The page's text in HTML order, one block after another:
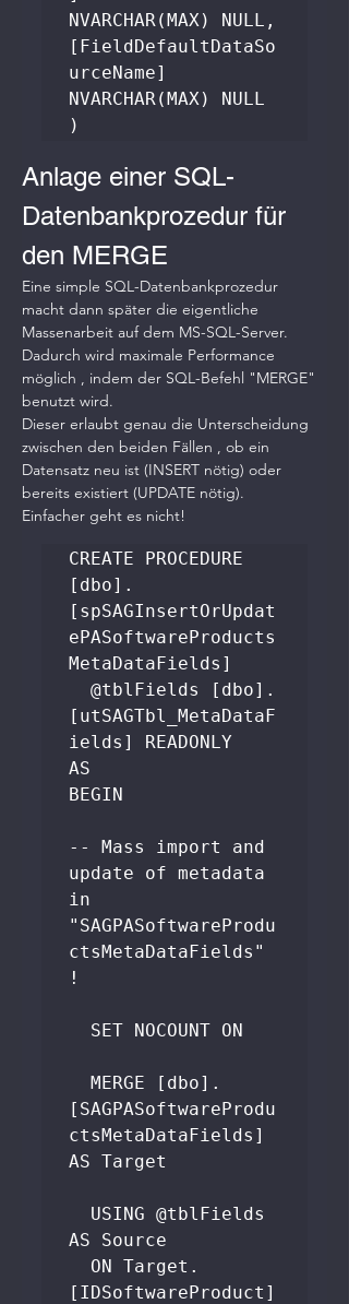
NVARCHAR(MAX) NULL,
[FieldDefaultDataSo
urceName]
NVARCHAR(MAX) NULL
)
Anlage einer SQL-
Datenbankprozedur für
den MERGE
Eine simple SQL-Datenbankprozedur
macht dann später die eigentliche
Massenarbeit auf dem MS-SQL-Server.
Dadurch wird maximale Performance
möglich , indem der SQL-Befehl "MERGE"
benutzt wird.
Dieser erlaubt genau die Unterscheidung
zwischen den beiden Fällen , ob ein
Datensatz neu ist (INSERT nötig) oder
bereits existiert (UPDATE nötig).
Einfacher geht es nicht!
CREATE PROCEDURE
[dbo].
[spSAGInsertOrUpdat
ePASoftwareProducts
MetaDataFields]
[utSAGTbl_MetaDataF
ields] READONLY
AS
BEGIN
-- Mass import and
update of metadata
in
"SAGPASoftwareProdu
ctsMetaDataFields"
!
[SAGPASoftwareProdu
ctsMetaDataFields]
AS Target
AS Source
[IDSoftwareProduct]